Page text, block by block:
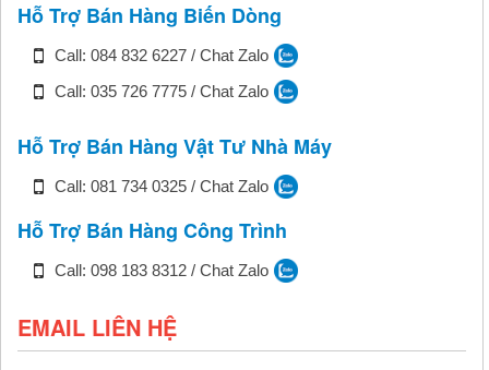
Hỗ Trợ Bán Hàng Biến Dòng
Call: 084 832 6227 / Chat Zalo
Call: 035 726 7775 / Chat Zalo
Hỗ Trợ Bán Hàng Vật Tư Nhà Máy
Call: 081 734 0325 / Chat Zalo
Hỗ Trợ Bán Hàng Công Trình
Call: 098 183 8312 / Chat Zalo
EMAIL LIÊN HỆ